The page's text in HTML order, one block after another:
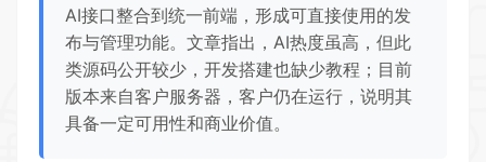
AI接口整合到统一前端，形成可直接使用的发
布与管理功能。文章指出，AI热度虽高，但此
类源码公开较少，开发搭建也缺少教程；目前
版本来自客户服务器，客户仍在运行，说明其
具备一定可用性和商业价值。